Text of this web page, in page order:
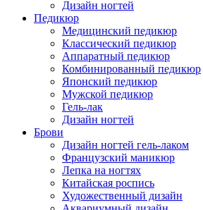
Дизайн ногтей
Педикюр
Медицинский педикюр
Классический педикюр
Аппаратный педикюр
Комбинированный педикюр
Японский педикюр
Мужской педикюр
Гель-лак
Дизайн ногтей
Брови
Дизайн ногтей гель-лаком
Французский маникюр
Лепка на ногтях
Китайская роспись
Художественный дизайн